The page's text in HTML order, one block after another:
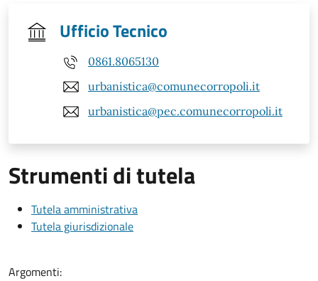
Ufficio Tecnico
0861.8065130
urbanistica@comunecorropoli.it
urbanistica@pec.comunecorropoli.it
Strumenti di tutela
Tutela amministrativa
Tutela giurisdizionale
Argomenti: